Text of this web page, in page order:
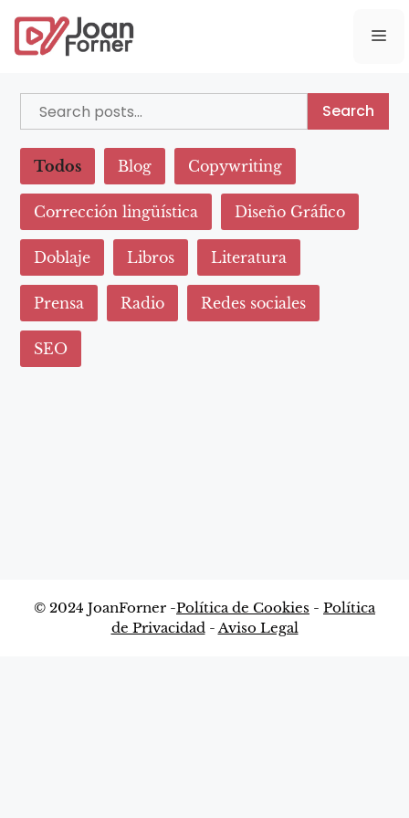
Search
Todos Blog Copywriting
Corrección lingüística Diseño Gráfico
Doblaje Libros Literatura
Prensa Radio Redes sociales
SEO
© 2024 JoanForner -Política de Cookies - Política
de Privacidad - Aviso Legal